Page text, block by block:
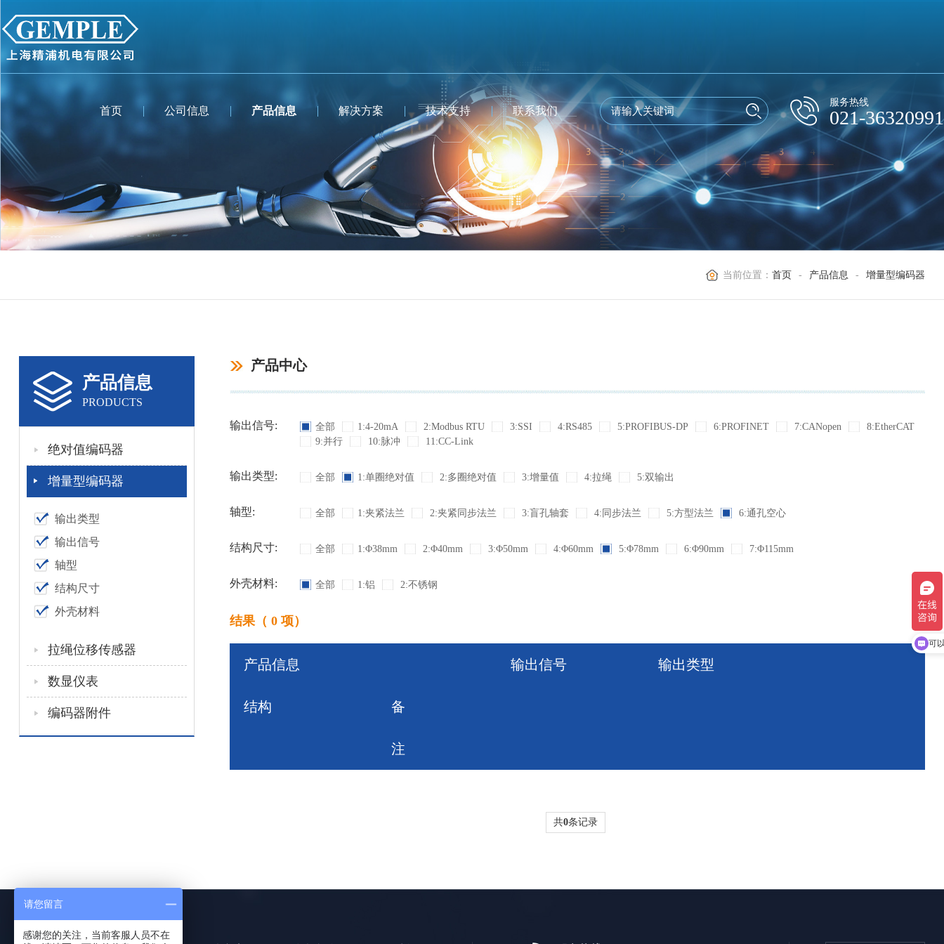
首页 公司信息 产品信息 解决方案 技术支持 联系我们
服务热线
021-36320991
当前位置：首页 - 产品信息 - 增量型编码器
产品信息
PRODUCTS
绝对值编码器
增量型编码器
输出类型
输出信号
轴型
结构尺寸
外壳材料
拉绳位移传感器
数显仪表
编码器附件
产品中心
输出信号: 全部 1:4-20mA 2:Modbus RTU 3:SSI 4:RS485 5:PROFIBUS-DP 6:PROFINET 7:CANopen
8:EtherCAT
9:并行
10:脉冲 11:CC-Link
输出类型: 全部 1:单圈绝对值 2:多圈绝对值 3:增量值 4:拉绳 5:双输出
轴型: 全部 1:夹紧法兰 2:夹紧同步法兰 3:盲孔轴套 4:同步法兰 5:方型法兰 6:通孔空心
结构尺寸: 全部 1:Φ38mm 2:Φ40mm 3:Φ50mm 4:Φ60mm 5:Φ78mm 6:Φ90mm 7:Φ115mm
外壳材料: 全部 1:铝 2:不锈钢
结果（ 0 项）
产品信息 输出信号 输出类型
结构 备
注
共0条记录
可
你
请您留言
感谢您的关注，当前客服人员不在